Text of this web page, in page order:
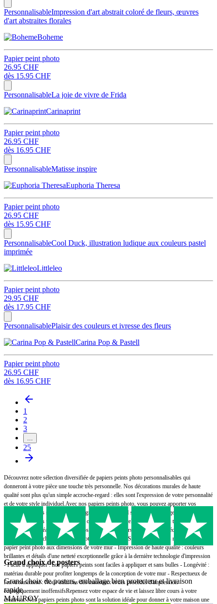
PersonnalisableImpression d'art abstrait coloré de fleurs, œuvres
d'art abstraites florales
Boheme
Papier peint photo
26.95 CHF
dès 15.95 CHF
PersonnalisableLa joie de vivre de Frida
Carinaprint
Papier peint photo
26.95 CHF
dès 16.95 CHF
PersonnalisableMatisse inspire
Euphoria Theresa
Papier peint photo
26.95 CHF
dès 15.95 CHF
PersonnalisableCool Duck, illustration ludique aux couleurs pastel
imprimée
Littleleo
Papier peint photo
29.95 CHF
dès 17.95 CHF
PersonnalisablePlaisir des couleurs et ivresse des fleurs
Carina Pop & Pastell
Papier peint photo
26.95 CHF
dès 16.95 CHF
1
2
3
...
25
Découvrez notre sélection diversifiée de papiers peints photo personnalisables qui
donneront à votre pièce une touche très personnelle. Nos décorations murales de haute
qualité sont plus qu'un simple accroche-regard : elles sont l'expression de votre personnalité
et de votre style individuel.Avec nos papiers peints photo, vous pouvez apporter vos
moments préférés sur votre mur en grand format. Qu'il s'agisse de paysages à couper le
souffle, de scènes urbaines animées ou de motifs naturels apaisants, vous trouverez chez
nous le design idéal pour réaliser vos rêves de vie.- Personnalisation : téléchargez votre
propre image ou choisissez parmi notre vaste galerie - Sur mesure : Nous réalisons votre
papier peint photo aux dimensions de votre mur - Impression de haute qualité : couleurs
brillantes et détails d'une netteté exceptionnelle grâce à la dernière technologie d'impression
- Facile à appliquer : nos papiers peints sont faciles à appliquer et sans bulles - Longévité :
matériau durable pour profiter longtemps de la conception de votre mur - Respectueux de
l'environnement : Nous utilisons des matériaux et des procédés d'impression
écologiquement inoffensifsRepensez votre espace de vie et laissez libre cours à votre
créativité. Nos papiers peints photo sont la solution idéale pour donner à votre maison une
Grand choix de posters
Grand choix de posters, emballage bien protecteur et livraison
rapide.
MAUROY